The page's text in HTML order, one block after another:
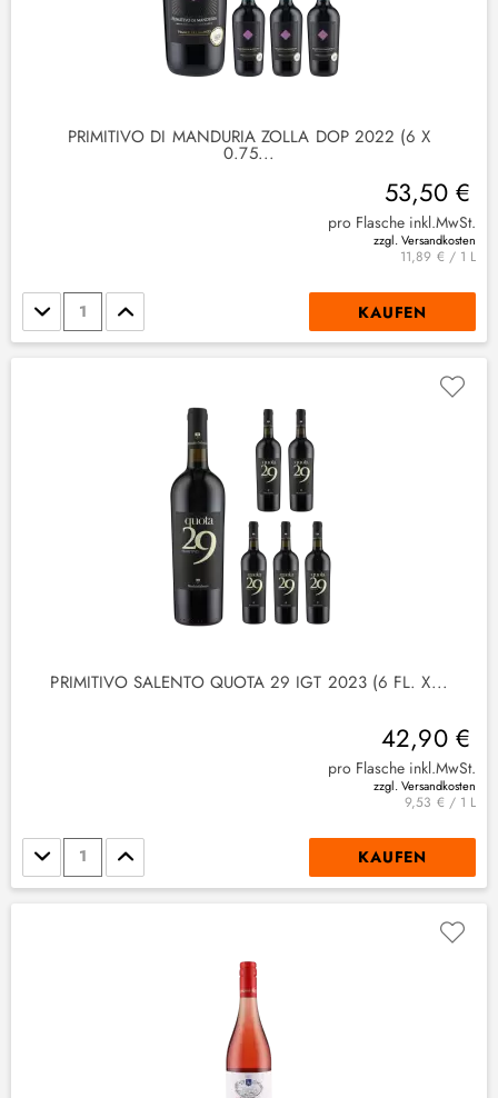
PRIMITIVO DI MANDURIA ZOLLA DOP 2022 (6 X
0.75...
53,50 €
pro Flasche inkl.MwSt.
zzgl. Versandkosten
11,89 € / 1 L
Stückzahl KAUFEN
PRIMITIVO SALENTO QUOTA 29 IGT 2023 (6 FL. X...
42,90 €
pro Flasche inkl.MwSt.
zzgl. Versandkosten
9,53 € / 1 L
Stückzahl KAUFEN